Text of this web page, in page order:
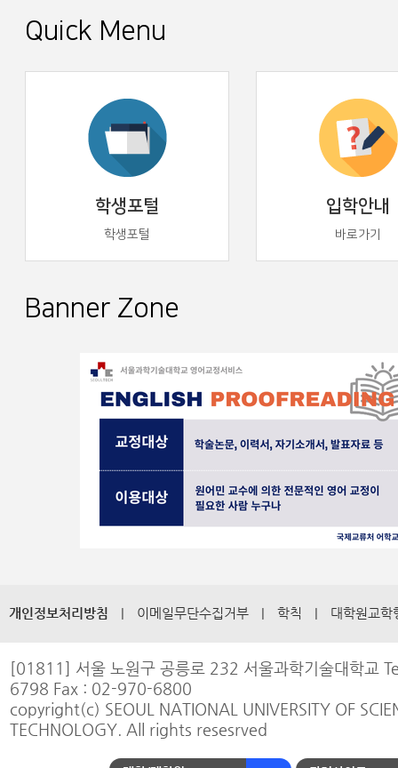
Quick Menu
학생포털
학생포털
입학안내
바로가기
Banner Zone
개인정보처리방침 | 이메일무단수집거부 | 학칙 | 대학원교학
[01811] 서울 노원구 공릉로 232 서울과학기술대학교
6798 Fax : 02-970-6800
copyright(c) SEOUL NATIONAL UNIVERSITY OF
TECHNOLOGY. All rights resesrved